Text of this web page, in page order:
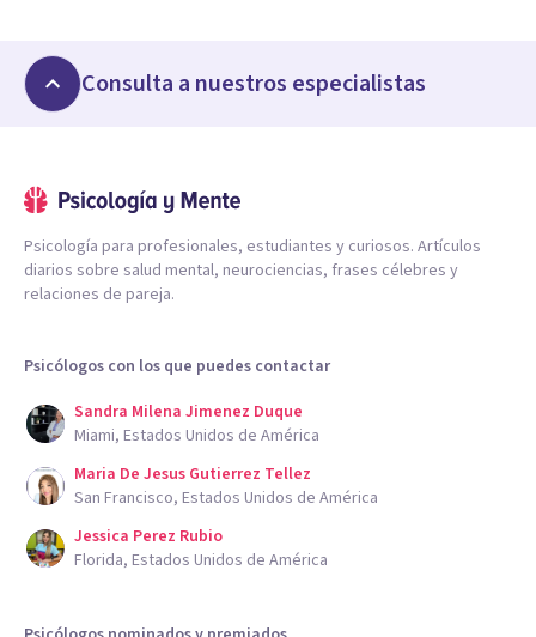
Consulta a nuestros especialistas
Psicología para profesionales, estudiantes y curiosos. Artículos
diarios sobre salud mental, neurociencias, frases célebres y
relaciones de pareja.
Psicólogos con los que puedes contactar
Sandra Milena Jimenez Duque
Miami, Estados Unidos de América
Maria De Jesus Gutierrez Tellez
San Francisco, Estados Unidos de América
Jessica Perez Rubio
Florida, Estados Unidos de América